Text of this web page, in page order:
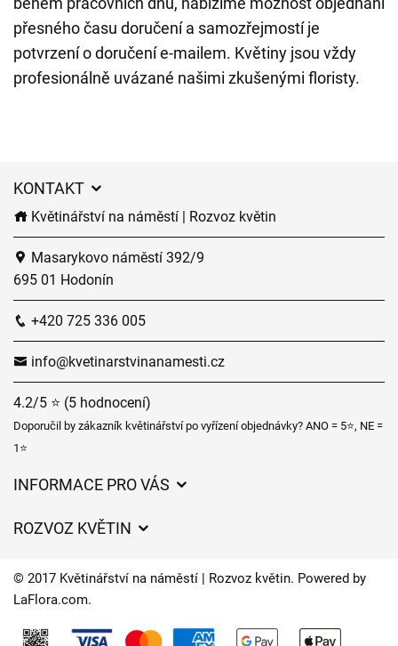
přesného času doručení a samozřejmostí je
potvrzení o doručení e-mailem. Květiny jsou vždy
profesionálně uvázané našimi zkušenými floristy.
KONTAKT
Květinářství na náměstí | Rozvoz květin
Masarykovo náměstí 392/9
695 01 Hodonín
+420 725 336 005
info@kvetinarstvinanamesti.cz
4.2/5 ⭐ (5 hodnocení)
Doporučil by zákazník květinářství po vyřízení objednávky? ANO = 5⭐, NE =
1⭐
INFORMACE PRO VÁS
Často kladené dotazy
Časy doručení květin – přehled možností
ROZVOZ KVĚTIN
Kam doručujeme květiny
© 2017 Květinářství na náměstí | Rozvoz květin. Powered by
LaFlora.com.